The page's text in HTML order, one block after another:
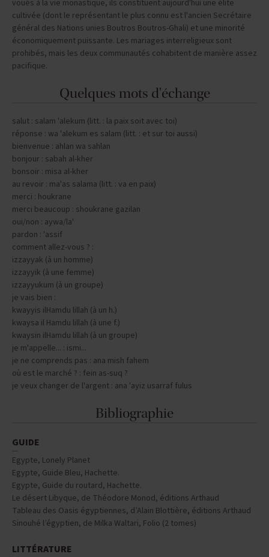
voués à la vie monastique, ils constituent aujourd'hui une élite
cultivée (dont le représentant le plus connu est l'ancien Secrétaire
général des Nations unies Boutros Boutros-Ghali) et une minorité
économiquement puissante. Les mariages interreligieux sont
prohibés, mais les deux communautés cohabitent de manière assez
pacifique.
Quelques mots d'échange
salut : salam 'alekum (litt. : la paix soit avec toi)
réponse : wa 'alekum es salam (litt. : et sur toi aussi)
bienvenue : ahlan wa sahlan
bonjour : sabah al-kher
bonsoir : misa al-kher
au revoir : ma'as salama (litt. : va en paix)
merci : houkrane
merci beaucoup : shoukrane gazilan
oui/non : aywa/la'
pardon : 'assif
comment allez-vous ? :
izzayyak (à un homme)
izzayyik (à une femme)
izzayyukum (à un groupe)
je vais bien :
kwayyis ilHamdu lillah (à un h.)
kwaysa il Hamdu lillah (à une f.)
kwaysin ilHamdu lillah (à un groupe)
je m'appelle... : ismi...
je ne comprends pas : ana mish fahem
où est le marché ? : fein as-suq ?
je veux changer de l'argent : ana 'ayiz usarraf fulus
Bibliographie
GUIDE
Egypte, Lonely Planet
Egypte, Guide Bleu, Hachette.
Egypte, Guide du routard, Hachette.
Le désert Libyque, de Théodore Monod, éditions Arthaud
Tableau des Oasis égyptiennes, d’Alain Blottière, éditions Arthaud
Sinouhé l’égyptien, de Milka Waltari, Folio (2 tomes)
LITTÉRATURE